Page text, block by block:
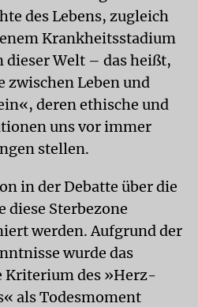
des Lebens, zugleich
Krankheitsstadium
Welt – das heißt,
zwischen Leben und
deren ethische und
uns vor immer
stellen.
in der Debatte über die
diese Sterbezone
werden. Aufgrund der
wurde das
Kriterium des »Herz-
als Todesmoment